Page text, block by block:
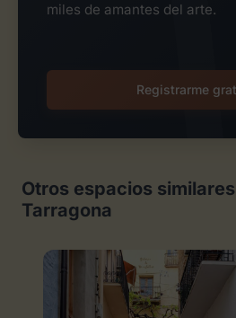
miles de amantes del arte.
Registrarme
Otros espacios
Tarragona